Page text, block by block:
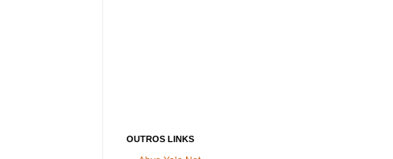
OUTROS LINKS